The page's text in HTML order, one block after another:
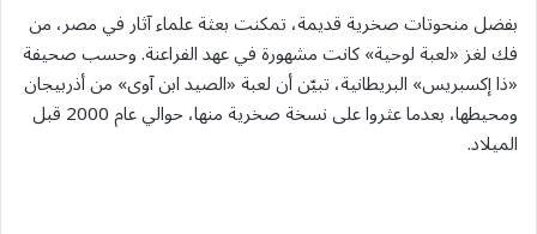
بفضل منحوتات صخرية قديمة، تمكنت بعثة علماء آثار في مصر، من
فك لغز «لعبة لوحية» كانت مشهورة في عهد الفراعنة. وحسب صحيفة
«ذا إكسبريس» البريطانية، تبيّن أن لعبة «الصيد ابن آوى» من أذربيجان
ومحيطها، بعدما عثروا على نسخة صخرية منها، حوالي عام 2000 قبل
الميلاد.